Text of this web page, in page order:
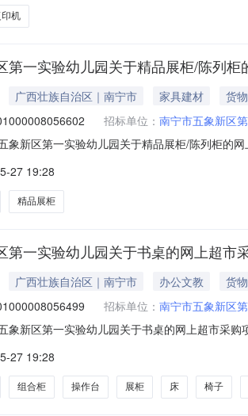
机
第一实验幼儿园关于精品展柜/陈列
广西壮族自治区｜南宁市 家具建材
货物
招标单位： 南宁市五象新区
象新区第一实验幼儿园关于精品展柜/陈列柜的
项目联系人:廖培杰项目
27 19:28
精品展柜
第一实验幼儿园关于书桌的网上超市
广西壮族自治区｜南宁市 办公文教
货物
招标单位： 南宁市五象新区
象新区第一实验幼儿园关于书桌的网上超市采
电话:13558110971采购计划信息：序号采购计
27 19:28
组合柜 操作台 展柜 床 椅子